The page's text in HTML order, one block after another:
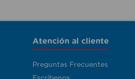
Atención al cliente
Preguntas Frecuentes